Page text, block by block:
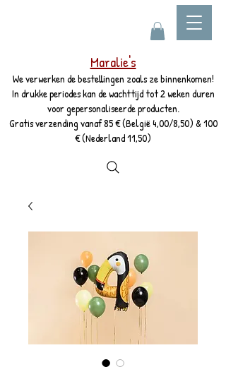
Maralie's
We verwerken de bestellingen zoals ze binnenkomen!
In drukke periodes kan de wachttijd tot 2 weken duren
voor gepersonaliseerde producten.
Gratis verzending vanaf 85 € (België 4,00/8,50) & 100
€ (Nederland 11,50)